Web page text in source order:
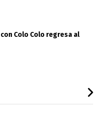
Colo Colo regresa al